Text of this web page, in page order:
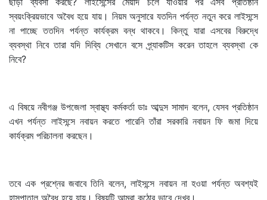
স্বয়ংক্রিয়ভাবে অবৈধ হয়ে যায়। নিয়ম অনুসারে যতদিন পর্যন্ত নতুন করে লাইসন্সে
না পাচ্ছে ততদিন পর্যন্ত কার্যক্রম বন্ধ থাকবে। কিন্তু যারা এসবের বিরুদ্ধে
ব্যবস্থা নিবে তারা যদি দিব্যি সেখানে বসে প্র্যাকটিস করেন তাহলে ব্যবস্থা কে
নিবে?
এ বিষয়ে নবীগঞ্জ উপজেলা স্বাস্থ্য কর্মকর্তা ডাঃ আব্দুস সামাদ বলেন, যেসব প্রতিষ্ঠান
এখন পর্যন্ত লাইসন্সে নবায়ন করতে পারেনি তাঁরা সরকারি নবায়ন ফি জমা দিয়ে
কার্যক্রম পরিচালনা করছেন।
তবে এক প্রশ্নের জবাবে তিনি বলেন, লাইসন্সে নবায়ন না হওয়া পর্যন্ত অবশ্যই
হাসপাতাল অবৈধ হয়ে যায়। বিষয়টি আমরা কঠোর ভাবে দেখব।